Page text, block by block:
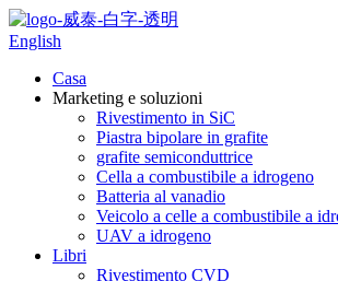
English
Casa
Marketing e soluzioni
Rivestimento in SiC
Piastra bipolare in grafite
grafite semiconduttrice
Cella a combustibile a idrogeno
Batteria al vanadio
Veicolo a celle a combustibile a
UAV a idrogeno
Libri
Rivestimento CVD